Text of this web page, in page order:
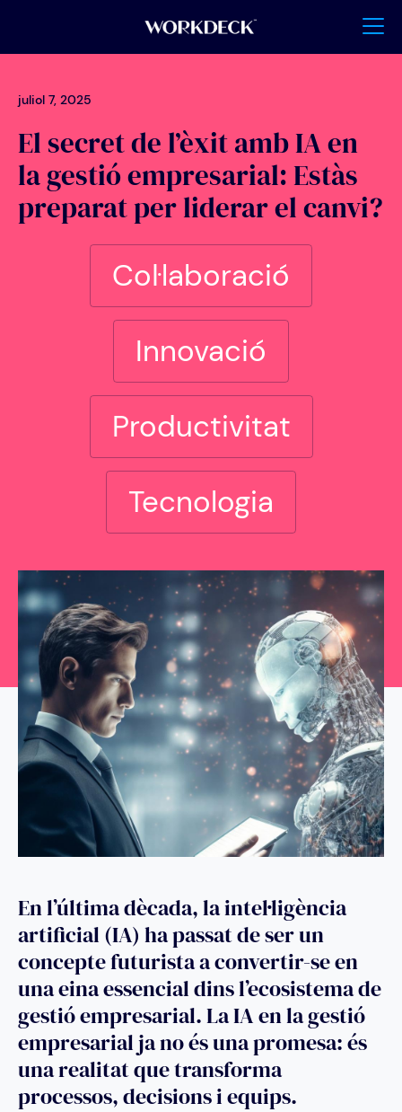
juliol 7, 2025
El secret de l’èxit amb IA en
la gestió empresarial: Estàs
preparat per liderar el canvi?
Col·laboració
Innovació
Productivitat
Tecnologia
En l’última dècada, la intel·ligència
artificial (IA) ha passat de ser un
concepte futurista a convertir-se en
una eina essencial dins l’ecosistema de
gestió empresarial. La IA en la gestió
empresarial ja no és una promesa: és
una realitat que transforma
processos, decisions i equips.